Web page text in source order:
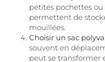
petites pochettes ou
permettent de
mouillées.
Choisir un sac
souvent en
peut se transformer